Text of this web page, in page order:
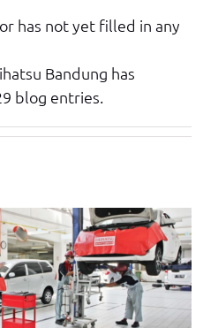
has not yet filled in any
Bandung has
blog entries.